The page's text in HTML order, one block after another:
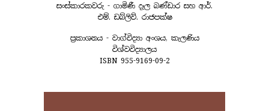
සංස්කාරකවරු - ගාමිණී දෑල බණ්ඩාර සහ ආර්.
එම්. ඩබ්ලිව්. රාජපක්ෂ
ප්‍රකාශනය - වාග්විද්‍යා අංශය, කැලණිය
විශ්වවිද්‍යාලය
ISBN 955-9169-09-2